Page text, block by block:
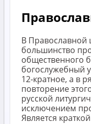
В Православной
большинство
общественного
богослужебный
12-кратное, а в
повторение
русской
исключением
Является